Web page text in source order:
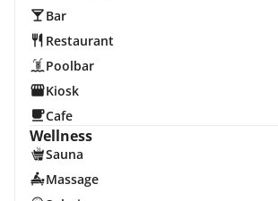
Bar
Restaurant
Poolbar
Kiosk
Cafe
Wellness
Sauna
Massage